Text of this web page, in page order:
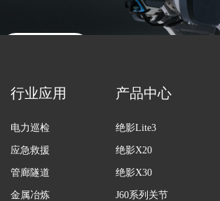
行业应用
电力巡检
应急救援
管廊隧道
金属冶炼
产品中心
绝影Lite3
绝影X20
绝影X30
J60系列关节